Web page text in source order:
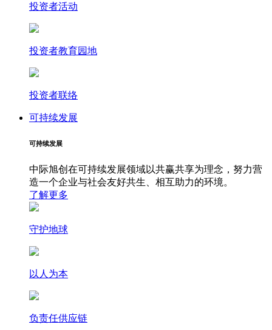
投资者活动
投资者教育园地
投资者联络
可持续发展
可持续发展
中际旭创在可持续发展领域以共赢共享为理念，努力营
造一个企业与社会友好共生、相互助力的环境。
了解更多
守护地球
以人为本
负责任供应链